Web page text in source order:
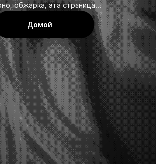
обжарка, эта страница...
Домой